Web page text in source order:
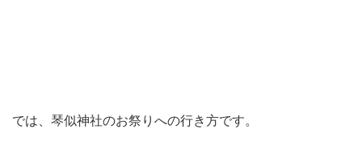
では、琴似神社のお祭りへの行き方です。